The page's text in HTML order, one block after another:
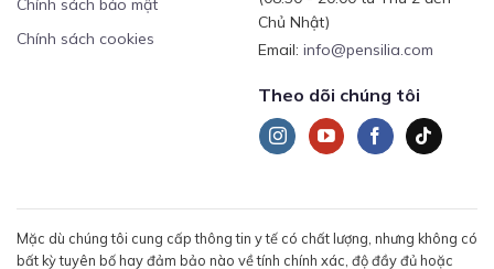
Chính sách bảo mật
Chính sách cookies
Chủ Nhật)
Email: info@pensilia.com
Theo dõi chúng tôi
Mặc dù chúng tôi cung cấp thông tin y tế có chất lượng, nhưng không có
bất kỳ tuyên bố hay đảm bảo nào về tính chính xác, độ đầy đủ hoặc